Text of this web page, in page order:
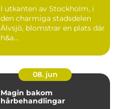
I utkanten av Stockholm, i
den charmiga stadsdelen
Älvsjö, blomstrar en plats där
h&a...
08. jun
Magin bakom
hårbehandlingar